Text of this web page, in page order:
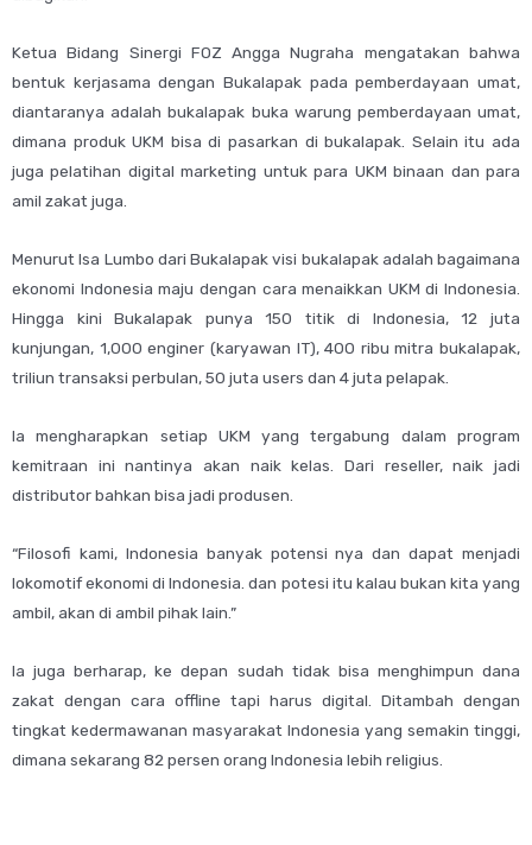
Ketua Bidang Sinergi FOZ Angga Nugraha mengatakan bahwa
bentuk kerjasama dengan Bukalapak pada pemberdayaan umat,
diantaranya adalah bukalapak buka warung pemberdayaan umat,
dimana produk UKM bisa di pasarkan di bukalapak. Selain itu ada
juga pelatihan digital marketing untuk para UKM binaan dan para
amil zakat juga.
Menurut Isa Lumbo dari Bukalapak visi bukalapak adalah bagaimana
ekonomi Indonesia maju dengan cara menaikkan UKM di Indonesia.
Hingga kini Bukalapak punya 150 titik di Indonesia, 12 juta
kunjungan, 1,000 enginer (karyawan IT), 400 ribu mitra bukalapak,
triliun transaksi perbulan, 50 juta users dan 4 juta pelapak.
Ia mengharapkan setiap UKM yang tergabung dalam program
kemitraan ini nantinya akan naik kelas. Dari reseller, naik jadi
distributor bahkan bisa jadi produsen.
“Filosofi kami, Indonesia banyak potensi nya dan dapat menjadi
lokomotif ekonomi di Indonesia. dan potesi itu kalau bukan kita yang
ambil, akan di ambil pihak lain.”
Ia juga berharap, ke depan sudah tidak bisa menghimpun dana
zakat dengan cara offline tapi harus digital. Ditambah dengan
tingkat kedermawanan masyarakat Indonesia yang semakin tinggi,
dimana sekarang 82 persen orang Indonesia lebih religius.